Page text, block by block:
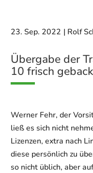
23. Sep. 2022 | Rolf
Übergabe der
10 frisch
Werner Fehr, der
ließ es sich nicht
Lizenzen, extra nach
diese persönlich zu
so nicht üblich, aber